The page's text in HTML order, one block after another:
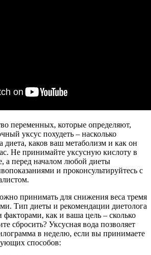
переменных, которые определяют,
уксус похудеть – насколько
диета, каков ваш метаболизм и как он
Не принимайте уксусную кислоту в
а перед началом любой диеты
и проконсультируйтесь с
принимать для снижения веса тремя
Тип диеты и рекомендации диетолога
как и ваша цель – сколько
сбросить? Уксусная вода позволяет
в неделю, если вы принимаете
способов: